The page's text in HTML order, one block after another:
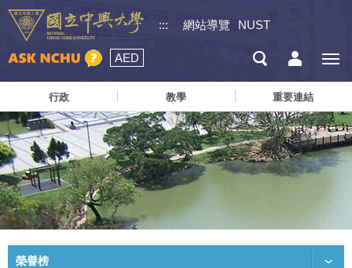
::: 網站導覽 NUST
AED
行政 教學 重要連結
榮譽榜